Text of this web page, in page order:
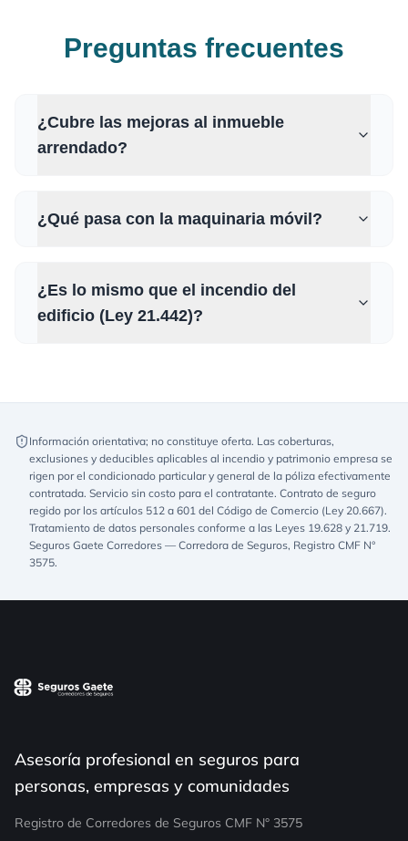
Preguntas frecuentes
¿Cubre las mejoras al inmueble
arrendado?
¿Qué pasa con la maquinaria móvil?
¿Es lo mismo que el incendio del
edificio (Ley 21.442)?
Información orientativa; no constituye oferta. Las coberturas,
exclusiones y deducibles aplicables al incendio y patrimonio empresa se
rigen por el condicionado particular y general de la póliza efectivamente
contratada. Servicio sin costo para el contratante. Contrato de seguro
regido por los artículos 512 a 601 del Código de Comercio (Ley 20.667).
Tratamiento de datos personales conforme a las Leyes 19.628 y 21.719.
Seguros Gaete Corredores — Corredora de Seguros, Registro CMF N°
3575.
Asesoría profesional en seguros para
personas, empresas y comunidades
Registro de Corredores de Seguros CMF N° 3575